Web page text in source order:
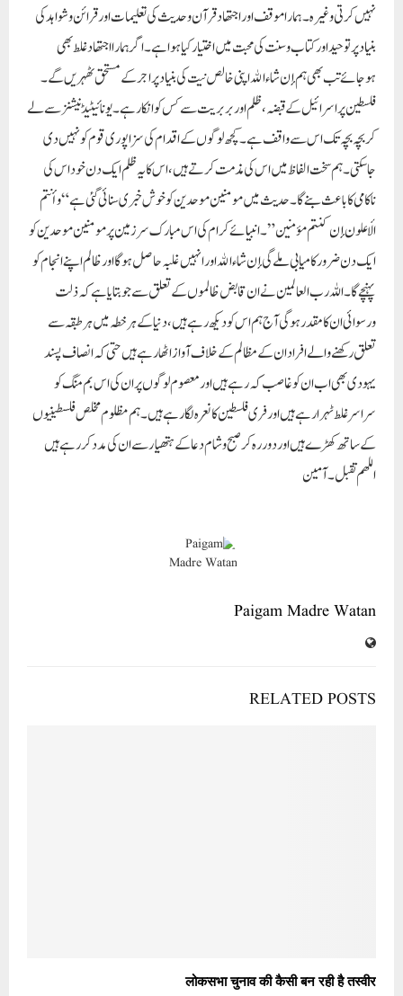
نہیں کرتی وغیرہ۔ ہمارا موقف اور اجتھاد قرآن وحدیث کی تعلیمات اور قرائن وشواہد کی
بنیاد پر توحید اور کتاب وسنت کی محبت میں اختیار کیا ہوا ہے۔ اگر ہمارا اجتھاد غلط بھی
ہوجائے تب بھی ہم إن شاءالله اپنی خالص نیت کی بنیاد پر اجر کے مستحق ٹھہریں گے۔
فلسطین پر اسرائیل کے قبضہ، ظلم اور بربریت سے کس کو انکار ہے۔ یونائیٹیڈ نیشنز سے لے
کر بچہ بچہ تک اس سے واقف ہے۔ کچھ لوگوں کے اقدام کی سزا پوری قوم کو نہیں دی
جاسکتی۔ ہم سخت الفاظ میں اس کی مذمت کرتے ہیں، اس کا یہ ظلم ایک دن خود اس کی
ناکامی کا باعث بنے گا۔ حدیث میں مومنین موحدین کو خوش خبری سنائی گئی ہے “وأنتم
الأعلون إن كنتم مؤمنين”۔ انبیائے کرام کی اس مبارک سر زمین پر مومنین موحدین کو
ایک دن ضرور کامیابی ملے گی إن شاءالله اور انہیں غلبہ حاصل ہوگا اور ظالم اپنے انجام کو
پہنچے گا۔ اللہ رب العالمین نے ان قابض ظالموں کے تعلق سے جو بتایا ہے کہ ذلت
ورسوائی ان کا مقدر ہوگی آج ہم اس کو دیکھ رہے ہیں، دنیا کے ہر خطہ میں ہر طبقہ سے
تعلق رکھنے والے افراد ان کے مظالم کے خلاف آواز اٹھا رہے ہیں حتی کہ انصاف پسند
یہودی بھی اب ان کو غاصب کہ رہے ہیں اور معصوم لوگوں پر ان کی اس بم منگ کو
سراسر غلط ٹہرا رہے ہیں اور فری فلسطین کا نعرہ لگا رہے ہیں۔ ہم مظلوم مخلص فلسطینیوں
کے ساتھ کھڑے ہیں اور دور رہ کر صبح وشام دعا کے ہتھیار سے ان کی مدد کر رہے ہیں
اللھم تقبل۔ آمين
Paigam Madre Watan
RELATED POSTS
लोकसभा चुनाव की कैसी बन रही है तस्वीर